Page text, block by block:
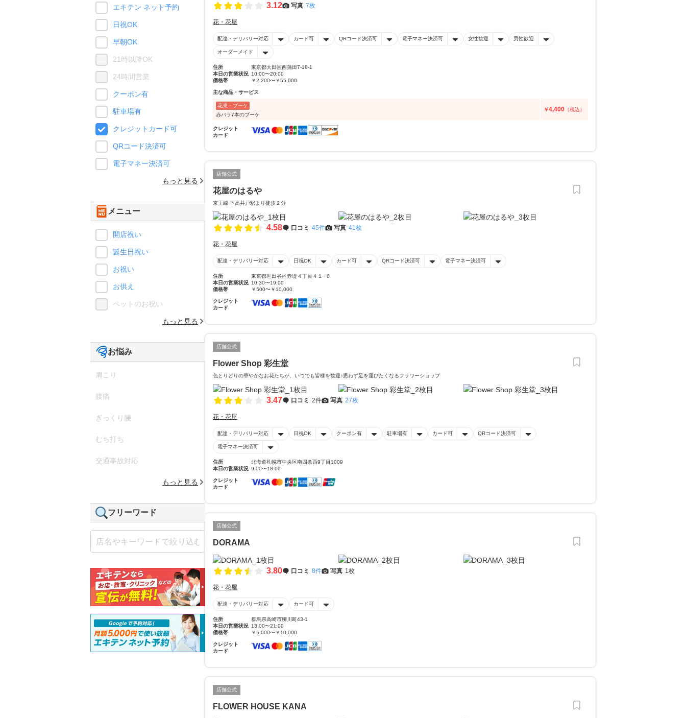
3.12 写真 7枚
花・花屋
配達・デリバリー対応 カード可 QRコード決済可 電子マネー決済可 女性歓迎 男性歓迎
オーダーメイド
住所
東京都大田区西蒲田7-18-1
本日の営業状況 10:00〜20:00
価格帯
￥2,200〜￥55,000
主な商品・サービス
花束・ブーケ
赤バラ7本のブーケ
￥4,400 （税込）
クレジット
カード
店舗公式
花屋のはるや
京王線 下高井戸駅より徒歩２分
4.58 口コミ 45件 写真 41枚
花・花屋
配達・デリバリー対応 日祝OK カード可 QRコード決済可 電子マネー決済可
住所
東京都世田谷区赤堤４丁目４１−６
本日の営業状況 10:30〜19:00
価格帯
￥500〜￥10,000
クレジット
カード
店舗公式
Flower Shop 彩生堂
色とりどりの華やかなお花たちが、いつでも皆様を歓迎♪思わず足を運びたくなるフラワーショップ
3.47 口コミ 2件 写真 27枚
花・花屋
配達・デリバリー対応 日祝OK クーポン有 駐車場有 カード可 QRコード決済可
電子マネー決済可
住所
北海道札幌市中央区南四条西9丁目1009
本日の営業状況 9:00〜18:00
クレジット
カード
店舗公式
DORAMA
3.80 口コミ 8件 写真 1枚
花・花屋
配達・デリバリー対応 カード可
住所
群馬県高崎市柳川町43-1
本日の営業状況 13:00〜21:00
価格帯
￥5,000〜￥10,000
クレジット
カード
店舗公式
FLOWER HOUSE KANA
エキテン ネット予約
日祝OK
早朝OK
21時以降OK
24時間営業
クーポン有
駐車場有
クレジットカード可
QRコード決済可
電子マネー決済可
もっと見る
メニュー
開店祝い
誕生日祝い
お祝い
お供え
ペットのお祝い
もっと見る
お悩み
肩こり
腰痛
ぎっくり腰
むち打ち
交通事故対応
もっと見る
フリーワード